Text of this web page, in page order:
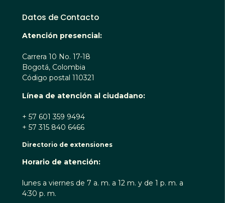
Datos de Contacto
Atención presencial:
Carrera 10 No. 17-18
Bogotá, Colombia
Código postal 110321
Línea de atención al ciudadano:
+ 57 601 359 9494
+ 57 315 840 6466
Directorio de extensiones
Horario de atención:
lunes a viernes de 7 a. m. a 12 m. y de 1 p. m. a
4:30 p. m.